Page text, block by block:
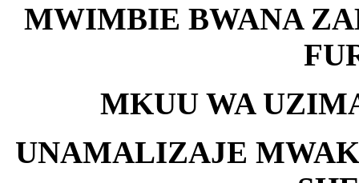
MWIMBIE BWANA
MKUU WA
UNAMALIZAJE